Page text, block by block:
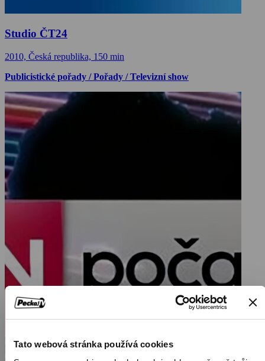
Tato webová stránka používá cookies
Studio ČT24
2010, Česká republika, 150 min
Publicistické pořady / Pořady / Televizní show